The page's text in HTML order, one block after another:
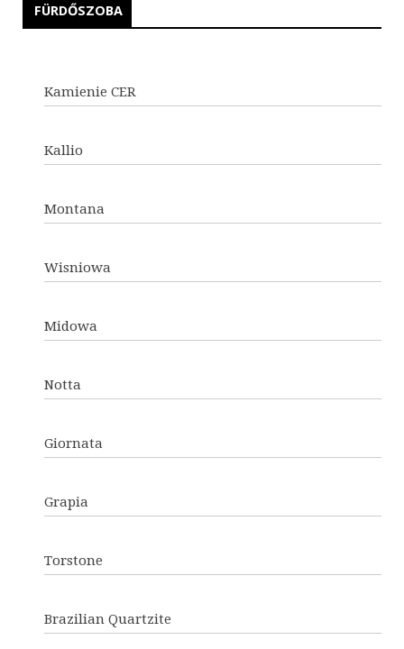
FÜRDŐSZOBA
Kamienie CER
Kallio
Montana
Wisniowa
Midowa
Notta
Giornata
Grapia
Torstone
Brazilian Quartzite